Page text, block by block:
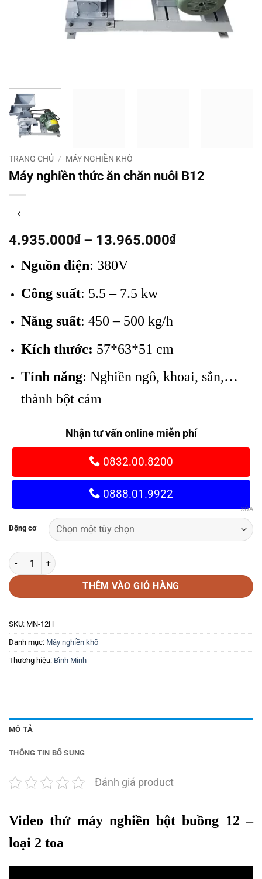
TRANG CHỦ / MÁY NGHIỀN KHÔ
Máy nghiền thức ăn chăn nuôi B12
4.935.000₫ – 13.965.000₫Khoảng
Nguồn điện: 380V
Công suất: 5.5 – 7.5 kw
Năng suất: 450 – 500 kg/h
Kích thước: 57*63*51 cm
Tính năng: Nghiền ngô, khoai, sắn,…
thành bột cám
Nhận tư vấn online miễn phí
0832.00.8200
0888.01.9922
Động cơ
XÓA
Máy nghiền thức ăn chăn nuôi B12 số lượng
THÊM VÀO GIỎ HÀNG
SKU: MN-12H
Danh mục: Máy nghiền khô
Thương hiệu: Bình Minh
MÔ TẢ
THÔNG TIN BỔ SUNG
Đánh giá product
Video thử máy nghiền bột buồng 12 –
loại 2 toa